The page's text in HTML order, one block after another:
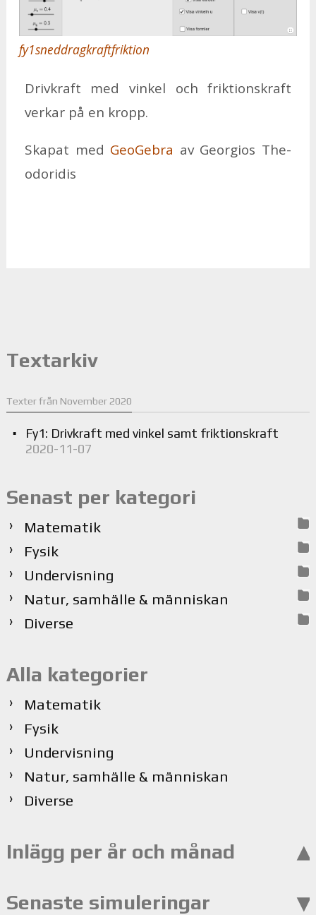
fy1sneddragkraftfriktion
Driv­kraft med vin­kel och frik­tions­kraft
ver­kar på en kropp.
Ska­pat med Geo­Ge­bra av Ge­or­gi­os The­
odo­ri­dis
Textarkiv
Texter från November 2020
Fy1: Drivkraft med vinkel samt friktionskraft
2020-11-07
Senast per kategori
Matematik
Fysik
Undervisning
Natur, samhälle & människan
Diverse
Alla kategorier
Matematik
Fysik
Undervisning
Natur, samhälle & människan
Diverse
Inlägg per år och månad
Senaste simuleringar